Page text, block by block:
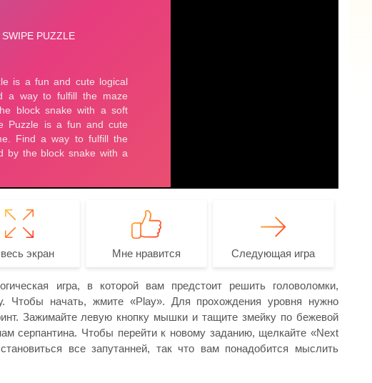
экран Мне нравится Следующая игра
игра, в которой вам предстоит решить головоломки,
Чтобы начать, жмите «Play». Для прохождения уровня нужно
Зажимайте левую кнопку мышки и тащите змейку по бежевой
серпантина. Чтобы перейти к новому заданию, щелкайте «Next
все запутанней, так что вам понадобится мыслить